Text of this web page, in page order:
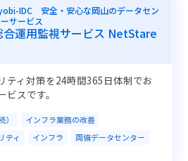
IDC 安全・安心な岡山のデータセン
サービス
合運用監視サービス NetStare
ティ対策を24時間365日体制でお
スです。
インフラ業務の改善
ティ インフラ 両備データセンター